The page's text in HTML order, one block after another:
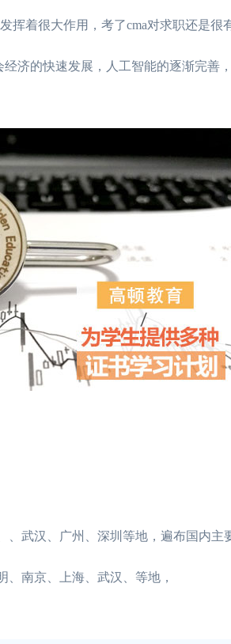
着很大作用，考了cma对求职还是很
济的快速发展，人工智能的逐渐完善
武汉、广州、深圳等地，遍布国内主
南京、上海、武汉、等地，